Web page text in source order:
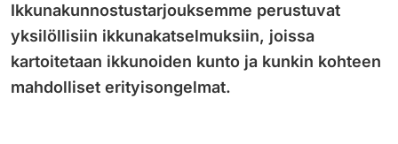
Ikkunakunnostustarjouksemme perustuvat
yksilöllisiin ikkunakatselmuksiin, joissa
kartoitetaan ikkunoiden kunto ja kunkin kohteen
mahdolliset erityisongelmat.